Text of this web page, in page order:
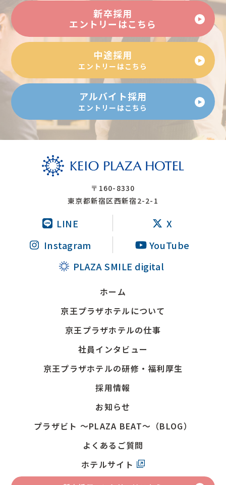
新卒採用
エントリーはこちら
中途採用
エントリーはこちら
アルバイト採用
エントリーはこちら
〒160-8330
東京都新宿区西新宿2-2-1
LINE
X
Instagram
YouTube
PLAZA SMILE digital
ホーム
京王プラザホテルについて
京王プラザホテルの仕事
社員インタビュー
京王プラザホテルの研修・福利厚生
採用情報
お知らせ
プラザビト ～PLAZA BEAT～（BLOG）
よくあるご質問
ホテルサイト